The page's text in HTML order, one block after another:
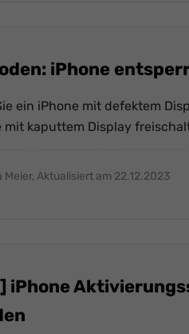
iPhone
ein iPhone mit defektem
mit kaputtem Display
Meier, Aktualisiert am 22.12.2023
iPhone